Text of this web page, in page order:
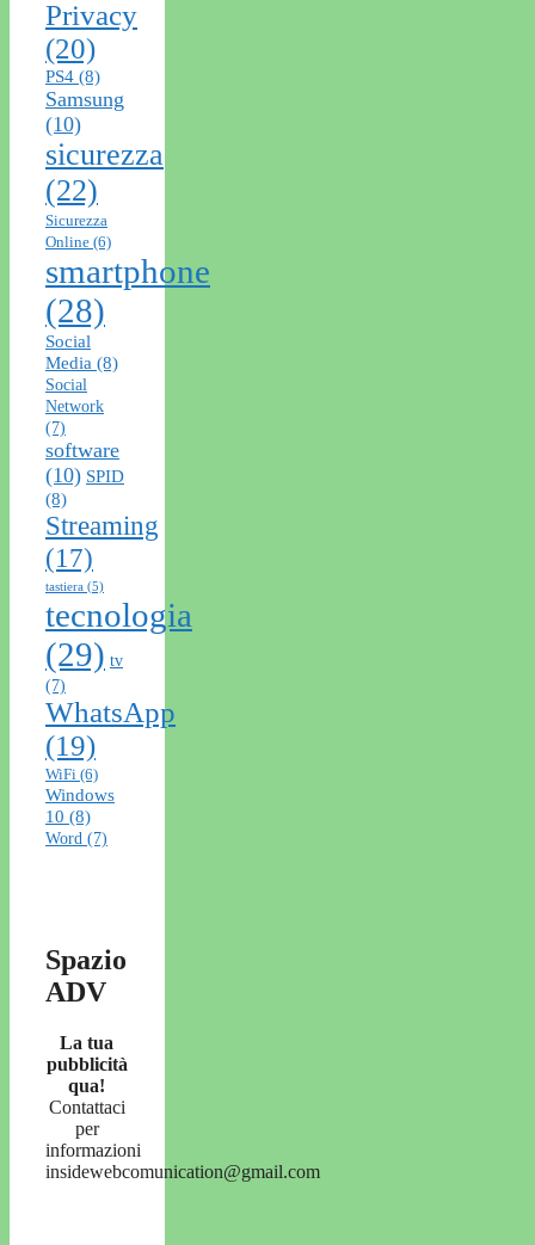
Privacy
(20)
PS4 (8)
Samsung
(10)
sicurezza
(22)
Sicurezza
Online (6)
smartphone
(28)
Social
Media (8)
Social
Network
(7)
software
(10) SPID
(8)
Streaming
(17)
tastiera (5)
tecnologia
(29) tv
(7)
WhatsApp
(19)
WiFi (6)
Windows
10 (8)
Word (7)
Spazio
ADV
La tua
pubblicità
qua!
Contattaci
per
informazioni
insidewebcomunication@gmail.com